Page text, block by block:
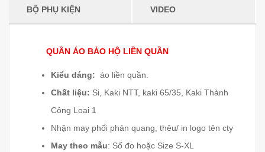
BỘ PHỤ KIỆN VIDEO
QUẦN ÁO BẢO HỘ LIỀN QUẦN
Kiểu dáng: áo liền quần.
Chất liệu: Si, Kaki NTT, kaki 65/35, Kaki Thành
Công Loại 1
Nhận may phối phản quang, thêu/ in logo tên cty
May theo mẫu: Số đo hoặc Size S-XL